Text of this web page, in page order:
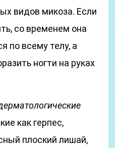
видов микоза. Если
со временем она
по всему телу, а
ногти на руках
как герпес,
плоский лишай,